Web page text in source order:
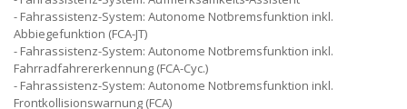
Fahrassistenz-System: Autonome Notbremsfunktion inkl.
Abbiegefunktion (FCA-JT)
Fahrassistenz-System: Autonome Notbremsfunktion inkl.
Fahrradfahrererkennung (FCA-Cyc.)
Fahrassistenz-System: Autonome Notbremsfunktion inkl.
Frontkollisionswarnung (FCA)